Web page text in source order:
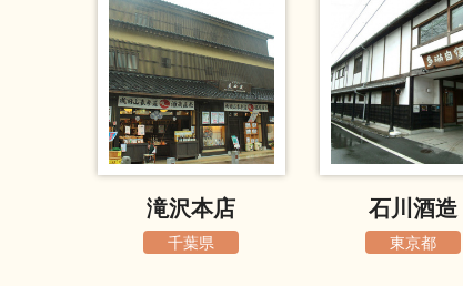
滝沢本店
千葉県
石川酒造
東京都